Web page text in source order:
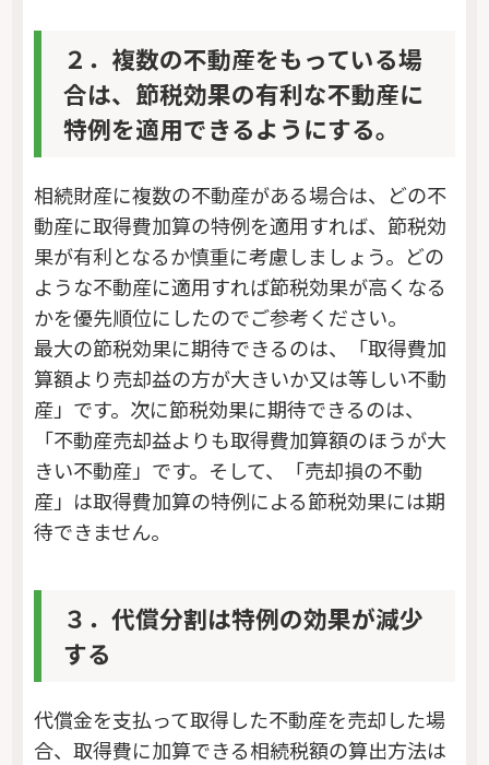
２．複数の不動産をもっている場
合は、節税効果の有利な不動産に
特例を適用できるようにする。
相続財産に複数の不動産がある場合は、どの不
動産に取得費加算の特例を適用すれば、節税効
果が有利となるか慎重に考慮しましょう。どの
ような不動産に適用すれば節税効果が高くなる
かを優先順位にしたのでご参考ください。
最大の節税効果に期待できるのは、「取得費加
算額より売却益の方が大きいか又は等しい不動
産」です。次に節税効果に期待できるのは、
「不動産売却益よりも取得費加算額のほうが大
きい不動産」です。そして、「売却損の不動
産」は取得費加算の特例による節税効果には期
待できません。
３．代償分割は特例の効果が減少
する
代償金を支払って取得した不動産を売却した場
合、取得費に加算できる相続税額の算出方法は